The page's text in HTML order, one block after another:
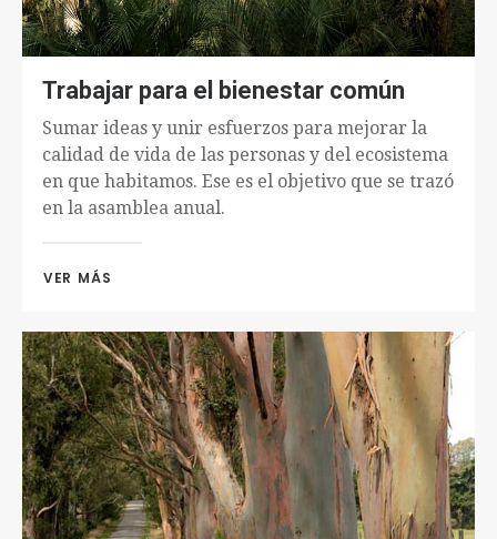
Trabajar para el bienestar común
Sumar ideas y unir esfuerzos para mejorar la
calidad de vida de las personas y del ecosistema
en que habitamos. Ese es el objetivo que se trazó
en la asamblea anual.
VER MÁS